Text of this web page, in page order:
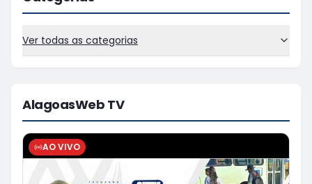
Ver todas as categorias
AlagoasWeb TV
AO VIVO